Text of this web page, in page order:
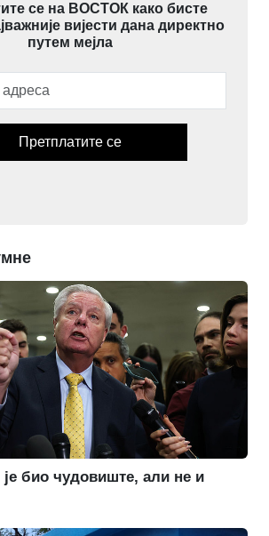
се на ВОСТОК како бисте
вијести дана директно
путем мејла
Претплатите се
био чудовиште, али не и